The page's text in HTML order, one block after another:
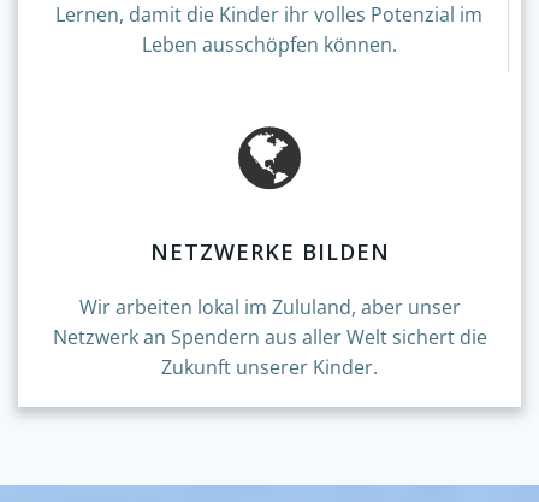
Lernen, damit die Kinder ihr volles Potenzial im
Leben ausschöpfen können.
NETZWERKE BILDEN
Wir arbeiten lokal im Zululand, aber unser
Netzwerk an Spendern aus aller Welt sichert die
Zukunft unserer Kinder.